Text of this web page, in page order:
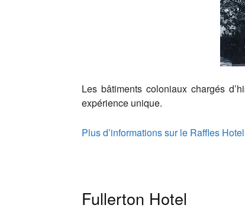
Les bâtiments coloniaux chargés
expérience unique.
Plus d’informations sur le Raffles Hotel
Fullerton Hotel